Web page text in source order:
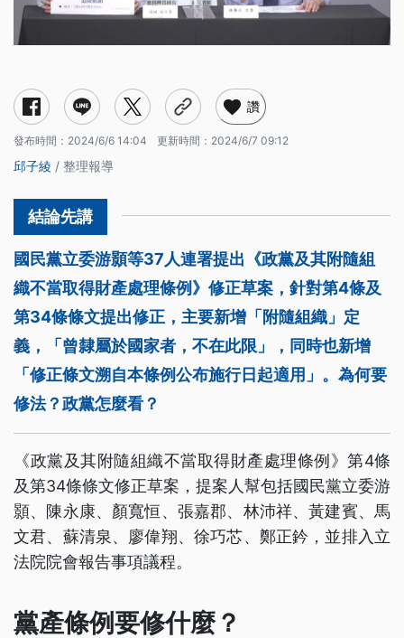
黨產條例要修什麼？
黨產條例第4-2條
黨產條例第34條
為何提修法？
各政黨看法？
讚
發布時間： 2024/6/6 14:04 更新時間： 2024/6/7 09:12
邱子綾 / 整理報導
國民黨立委游顥等37人連署提出《政黨及其附隨組
織不當取得財產處理條例》修正草案，針對第4條及
第34條條文提出修正，主要新增「附隨組織」定
義，「曾隸屬於國家者，不在此限」，同時也新增
「修正條文溯自本條例公布施行日起適用」。為何要
修法？政黨怎麼看？
《政黨及其附隨組織不當取得財產處理條例》第4條
及第34條條文修正草案，提案人幫包括國民黨立委游
顥、陳永康、顏寬恒、張嘉郡、林沛祥、黃建賓、馬
文君、蘇清泉、廖偉翔、徐巧芯、鄭正鈐，並排入立
法院院會報告事項議程。
黨產條例要修什麼？